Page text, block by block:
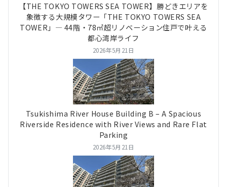
【THE TOKYO TOWERS SEA TOWER】勝どきエリアを
象徴する大規模タワー「THE TOKYO TOWERS SEA
TOWER」― 44階・78㎡超リノベーション住戸で叶える
都心湾岸ライフ
2026年5月21日
Tsukishima River House Building B – A Spacious
Riverside Residence with River Views and Rare Flat
Parking
2026年5月21日